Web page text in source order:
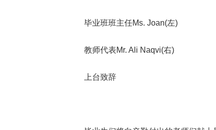
毕业班班主任Ms. Joan(左)
教师代表Mr. Ali Naqvi(右)
上台致辞